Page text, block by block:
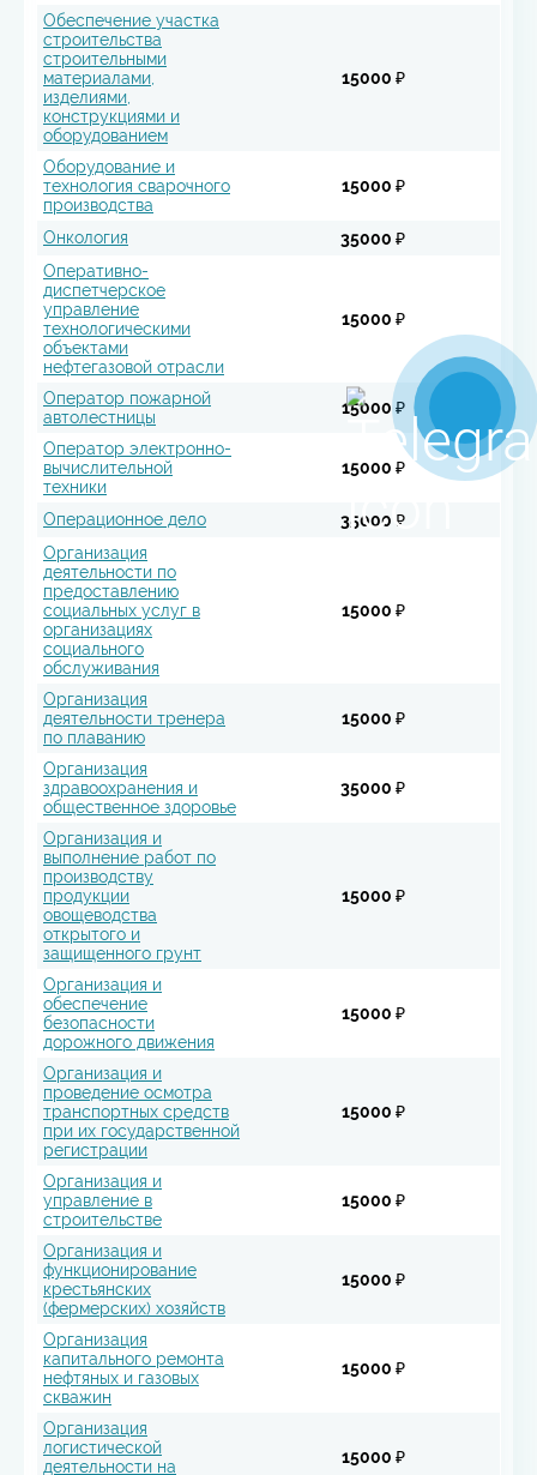
Обеспечение участка
строительства
строительными
материалами,
изделиями,
конструкциями и
оборудованием
15000 ₽
Оборудование и
технология сварочного
производства
15000 ₽
Онкология
35000 ₽
Оперативно-
диспетчерское
управление
технологическими
объектами
нефтегазовой отрасли
15000 ₽
Оператор пожарной
автолестницы
15000 ₽
Оператор электронно-
вычислительной
техники
15000 ₽
Операционное дело
35000 ₽
Организация
деятельности по
предоставлению
социальных услуг в
организациях
социального
обслуживания
15000 ₽
Организация
деятельности тренера
по плаванию
15000 ₽
Организация
здравоохранения и
общественное здоровье
35000 ₽
Организация и
выполнение работ по
производству
продукции
овощеводства
открытого и
защищенного грунт
15000 ₽
Организация и
обеспечение
безопасности
дорожного движения
15000 ₽
Организация и
проведение осмотра
транспортных средств
при их государственной
регистрации
15000 ₽
Организация и
управление в
строительстве
15000 ₽
Организация и
функционирование
крестьянских
(фермерских) хозяйств
15000 ₽
Организация
капитального ремонта
нефтяных и газовых
скважин
15000 ₽
Организация
логистической
деятельности на
15000 ₽